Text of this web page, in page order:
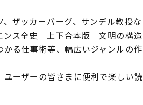
ザッカーバーグ、サンデル教授
ンス全史 上下合本版 文明の構造
る仕事術等、幅広いジャンルの作
ーザーの皆さまに便利で楽しい読